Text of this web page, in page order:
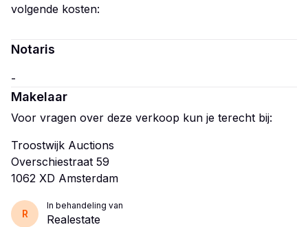
volgende kosten:
Notaris
Makelaar
Voor vragen over deze verkoop kun je terecht bij:
Troostwijk Auctions
Overschiestraat 59
R
In behandeling van
Realestate